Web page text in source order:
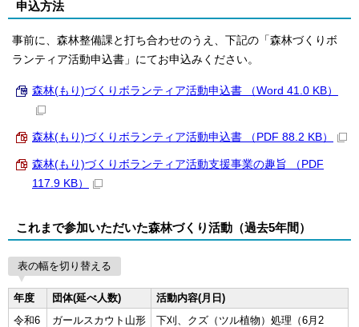
申込方法
事前に、森林整備課と打ち合わせのうえ、下記の「森林づくりボ
ランティア活動申込書」にてお申込みください。
森林(もり)づくりボランティア活動申込書 （Word 41.0 KB）
森林(もり)づくりボランティア活動申込書 （PDF 88.2 KB）
森林(もり)づくりボランティア活動支援事業の趣旨 （PDF
117.9 KB）
これまで参加いただいた森林づくり活動（過去5年間）
表の幅を切り替える
年度 団体(延べ人数)
活動内容(月日)
令和6
ガールスカウト山形
下刈、クズ（ツル植物）処理（6月2